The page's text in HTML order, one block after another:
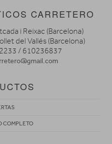
CARRETERO
i Reixac (Barcelona)
del Vallés (Barcelona)
/ 610236837
COMPLETO